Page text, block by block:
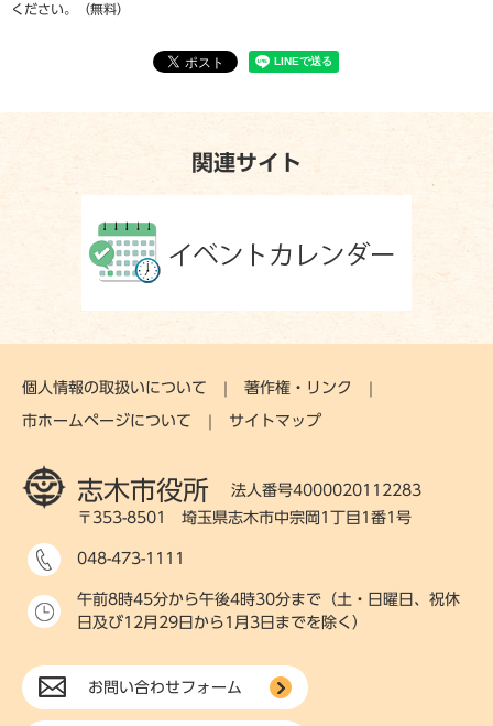
ください。（無料）
関連サイト
個人情報の取扱いについて 著作権・リンク
市ホームページについて サイトマップ
志木市役所
法人番号4000020112283
〒353-8501 埼玉県志木市中宗岡1丁目1番1号
048-473-1111
午前8時45分から午後4時30分まで（土・日曜日、祝休
日及び12月29日から1月3日までを除く）
お問い合わせフォーム